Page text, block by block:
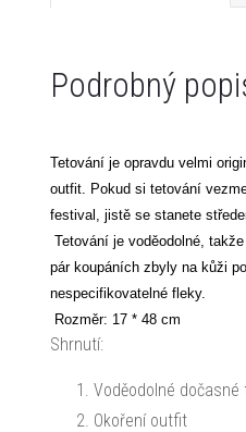
Podrobný
Tetování je opravdu velmi
outfit. Pokud si tetování
festival, jistě se stanete
Tetování je voděodolné ,
pár koupáních zbyly na kůži
nespecifikovatelné fleky.
Rozměr: 17 * 48 cm
Shrnutí:
Voděodolné dočasné
Okoření outfit